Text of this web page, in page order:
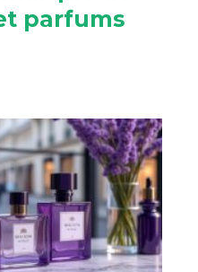
parfums